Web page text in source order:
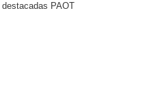
destacadas PAOT